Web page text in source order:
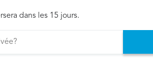
dans les 15 jours.